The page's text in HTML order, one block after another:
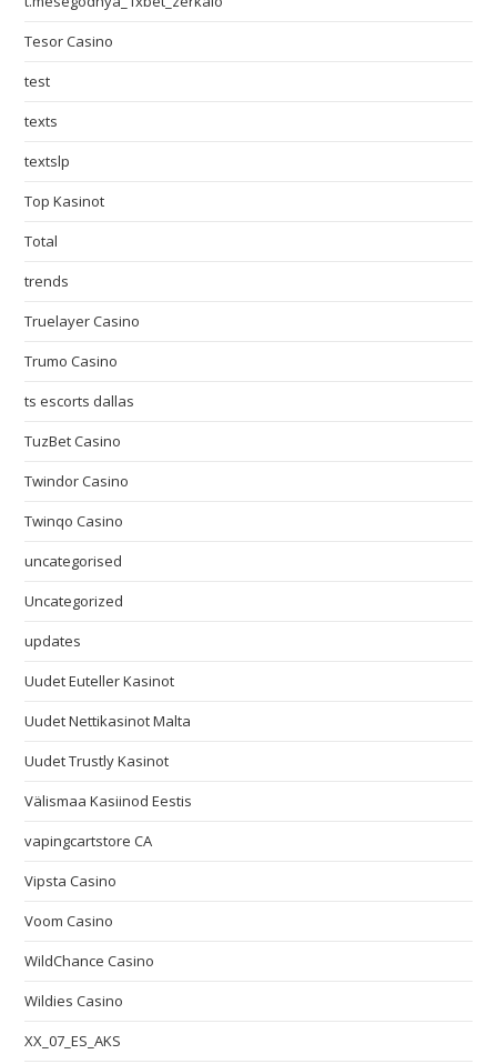
Tesor Casino
test
texts
textslp
Top Kasinot
Total
trends
Truelayer Casino
Trumo Casino
ts escorts dallas
TuzBet Casino
Twindor Casino
Twinqo Casino
uncategorised
Uncategorized
updates
Uudet Euteller Kasinot
Uudet Nettikasinot Malta
Uudet Trustly Kasinot
Välismaa Kasiinod Eestis
vapingcartstore CA
Vipsta Casino
Voom Casino
WildChance Casino
Wildies Casino
XX_07_ES_AKS